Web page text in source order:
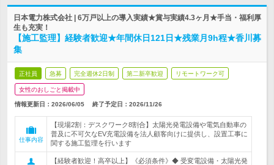
日本電力株式会社 | 6万戸以上の導入実績★賞与実績4.3ヶ月★手当・福利厚
生も充実！
【施工監理】経験者歓迎★年間休日121日★残業月9h程★香川募
集
正社員 急募 完全週休2日制 第二新卒歓迎 リモートワーク可
女性のおしごと掲載中
情報更新日：2026/06/05 終了予定日： 2026/11/26
仕事内容
【現場2割：デスクワーク8割合】太陽光発電設備や電気自動車の
普及に不可欠なEV充電設備を法人顧客向けに提供し、設置工事に
関する施工監理を行います
【経験者歓迎！高卒以上】《必須条件》◆ 受変電設備・太陽光発